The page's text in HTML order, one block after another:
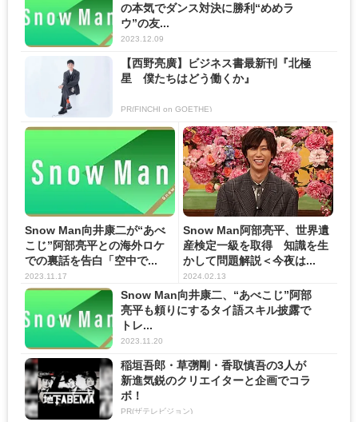
の本気でダンス対決に勝利“めめラ
ウ”の友...
2023.12.09
【西野亮廣】ビジネス書最新刊『北極
星 僕たちはどう働くか』
PR(FINCHI on GOETHE)
Snow Man向井康二が“あべ
こじ”阿部亮平との海外ロケ
での裏話を告白「空中で...
2023.11.17
Snow Man阿部亮平、世界遺
産検定一級を取得 知識を生
かして問題解説＜今夜は...
2024.02.13
Snow Man向井康二、“あべこじ”阿部
亮平も頼りにするタイ語スキル披露で
トレ...
2023.11.20
稲垣吾郎・草彅剛・香取慎吾の3人が
新進気鋭のクリエイターと企画でコラ
ボ！
PR(ザテレビジョン)